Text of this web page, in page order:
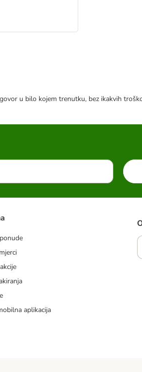
u bilo kojem trenutku, bez ikakvih
aplikacija